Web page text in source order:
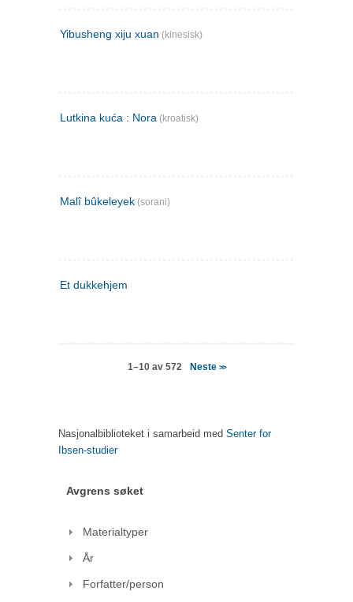
Yibusheng xiju xuan (kinesisk)
Lutkina kuća : Nora (kroatisk)
Malî bûkeleyek (sorani)
Et dukkehjem
1–10 av 572 Neste >>
Nasjonalbiblioteket i samarbeid med Senter for
Ibsen-studier
Avgrens søket
Materialtyper
År
Forfatter/person